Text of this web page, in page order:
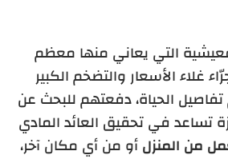
التي يعاني منها معظم
غلاء الأسعار والتضخم الكبير
الحياة، دفعتهم للبحث عن
تساعد في تحقيق العائد المادي
من المنزل أو من أي مكان آخر،